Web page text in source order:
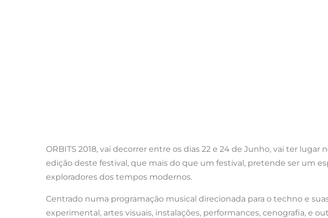
ORBITS 2018, vai decorrer entre os dias 22 e 24 de Junho, vai ter
edição deste festival, que mais do que um festival, pretende ser um
exploradores dos tempos modernos.
Centrado numa programação musical direcionada para o techno e
experimental, artes visuais, instalações, performances, cenografia, e